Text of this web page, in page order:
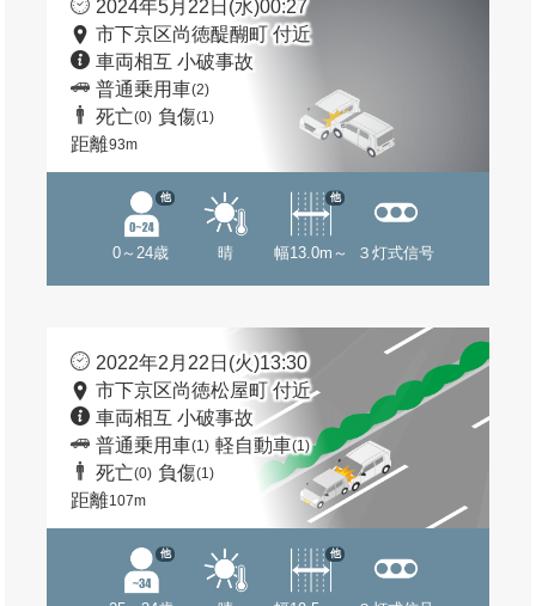
2024年5月22日(水)00:27
市下京区尚徳醍醐町 付近
車両相互 小破事故
普通乗用車(2)
死亡(0) 負傷(1)
距離93m
0～24歳
他
晴 幅13.0m～
他
３灯式信号
2022年2月22日(火)13:30
市下京区尚徳松屋町 付近
車両相互 小破事故
普通乗用車(1) 軽自動車(1)
死亡(0) 負傷(1)
距離107m
他 他